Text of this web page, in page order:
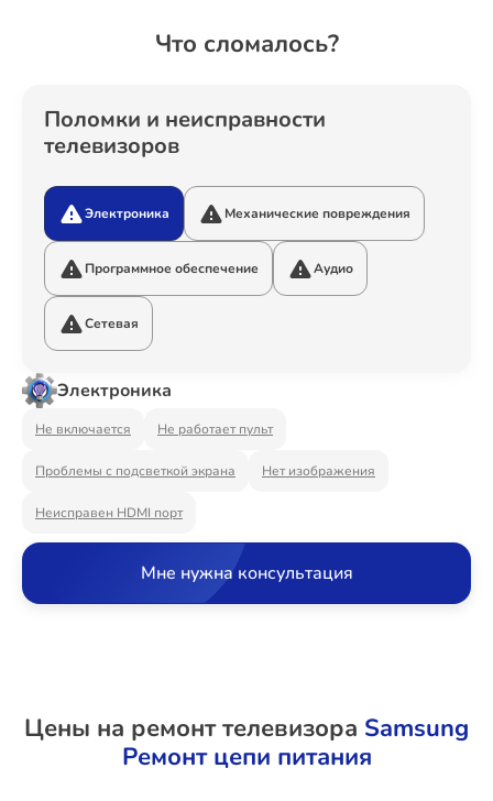
Что сломалось?
Поломки и неисправности
телевизоров
Электроника Механические повреждения
Программное обеспечение Аудио
Сетевая
Электроника
Не включается Не работает пульт
Проблемы с подсветкой экрана Нет изображения
Неисправен HDMI порт
Мне нужна консультация
Цены на ремонт телевизора Samsung
Ремонт цепи питания
Ремонт Варочных панелей
Ремонт Акустических систем
Ремонт Видеостен
Ремонт Интерактивных панелей
Ремонт Водонагревателей
Ремонт Духовых шкафов